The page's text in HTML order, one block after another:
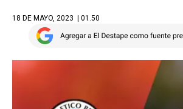
18 DE MAYO, 2023 | 01.50